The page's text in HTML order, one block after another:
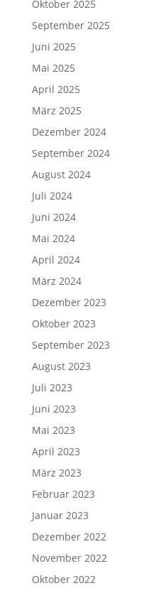
Oktober 2025
September 2025
Juni 2025
Mai 2025
April 2025
März 2025
Dezember 2024
September 2024
August 2024
Juli 2024
Juni 2024
Mai 2024
April 2024
März 2024
Dezember 2023
Oktober 2023
September 2023
August 2023
Juli 2023
Juni 2023
Mai 2023
April 2023
März 2023
Februar 2023
Januar 2023
Dezember 2022
November 2022
Oktober 2022